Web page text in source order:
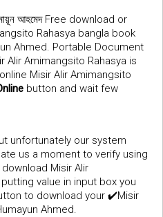
আহমেদFree download or
Rahasya bangla book
Ahmed. Portable Document
Alir Amimangsito Rahasya is
Misir Alir Amimangsito
button and wait few
unfortunately our system
us a moment to verify using
Misir Alir
value in input box you
to download your ✔️Misir
Ahmed.